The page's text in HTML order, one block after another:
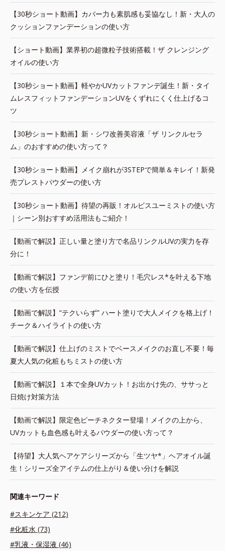
【30秒ショート動画】カバー力も素肌感も妥協なし！新・大人の
クッションファンデーションの使い方
【ショート動画】業界初の超微粒子技術搭載！ザ クレンジング
オイルの使い方
【30秒ショート動画】軽やかUVカットファンデ誕生！新・タイ
ムレスフィットファンデーションUVをくずれにくく仕上げるコ
ツ
【30秒ショート動画】新・シワ改善美容液「ザ リンクルセラ
ム」のおすすめの使い方って？
【30秒ショート動画】メイク崩れが3STEPで簡単＆キレイ！新発
売プレストパウダーの使い方
【30秒ショート動画】待望の再販！オルビスユーミストの使い方
｜シーン別おすすめ活用法もご紹介！
【動画で解説】正しい量と塗り方で名品リンクルUVの実力を存
分に！
【動画で解説】ファンデ前にひと塗り！毛穴レス*を叶える下地
の使い方を伝授
【動画で解説】“テクいらず” ハート塗りで大人メイクを格上げ！
チーク＆ハイライトの使い方
【動画で解説】仕上げのミストでベースメイクのお直し不要！毎
夏大人気の化粧もちミストの使い方
【動画で解説】１本で全身UVカット！お出かけ先の、ササっと
日焼け対策方法
【動画で解説】限定色ピーチネクター登場！メイクの上から、
UVカットも血色感も叶えるパウダーの使い方って？
【待望】大人気ヘアケアシリーズから「生ツヤ*」ヘアオイル誕
生！シリーズ全アイテムの仕上がり＆使い分けを解説
関連キーワード
#スキンケア (212)
#化粧水 (73)
#乳液・保湿液 (46)